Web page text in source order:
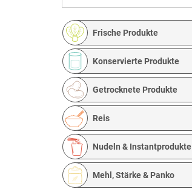
Frische Produkte
Konservierte Produkte
Getrocknete Produkte
Reis
Nudeln & Instantprodukte
Mehl, Stärke & Panko